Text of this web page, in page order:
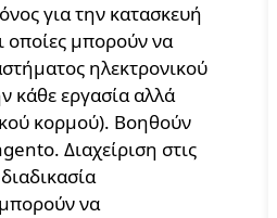
για την κατασκευή
οποίες μπορούν να
ηλεκτρονικού
κάθε εργασία αλλά
κορμού). Βοηθούν
Διαχείριση στις
να